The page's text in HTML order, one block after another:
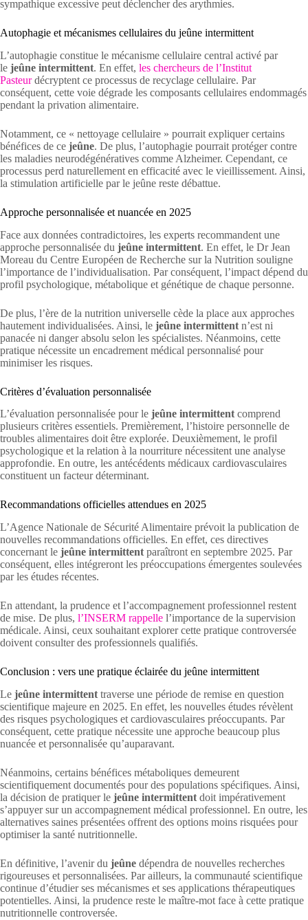
sympathique excessive peut déclencher des arythmies.
Autophagie et mécanismes cellulaires du jeûne intermittent
L’autophagie constitue le mécanisme cellulaire central activé par
le jeûne intermittent. En effet, les chercheurs de l’Institut
Pasteurdécryptent ce processus de recyclage cellulaire. Par
conséquent, cette voie dégrade les composants cellulaires endommagés
pendant la privation alimentaire.
Notamment, ce « nettoyage cellulaire » pourrait expliquer certains
bénéfices de ce jeûne. De plus, l’autophagie pourrait protéger contre
les maladies neurodégénératives comme Alzheimer. Cependant, ce
processus perd naturellement en efficacité avec le vieillissement. Ainsi,
la stimulation artificielle par le jeûne reste débattue.
Approche personnalisée et nuancée en 2025
Face aux données contradictoires, les experts recommandent une
approche personnalisée du jeûne intermittent. En effet, le Dr Jean
Moreau du Centre Européen de Recherche sur la Nutrition souligne
l’importance de l’individualisation. Par conséquent, l’impact dépend du
profil psychologique, métabolique et génétique de chaque personne.
De plus, l’ère de la nutrition universelle cède la place aux approches
hautement individualisées. Ainsi, le jeûne intermittent n’est ni
panacée ni danger absolu selon les spécialistes. Néanmoins, cette
pratique nécessite un encadrement médical personnalisé pour
minimiser les risques.
Critères d’évaluation personnalisée
L’évaluation personnalisée pour le jeûne intermittentcomprend
plusieurs critères essentiels. Premièrement, l’histoire personnelle de
troubles alimentaires doit être explorée. Deuxièmement, le profil
psychologique et la relation à la nourriture nécessitent une analyse
approfondie. En outre, les antécédents médicaux cardiovasculaires
constituent un facteur déterminant.
Recommandations officielles attendues en 2025
L’Agence Nationale de Sécurité Alimentaire prévoit la publication de
nouvelles recommandations officielles. En effet, ces directives
concernant le jeûne intermittent paraîtront en septembre 2025. Par
conséquent, elles intégreront les préoccupations émergentes soulevées
par les études récentes.
En attendant, la prudence et l’accompagnement professionnel restent
de mise. De plus, l’INSERM rappelle l’importance de la supervision
médicale. Ainsi, ceux souhaitant explorer cette pratique controversée
doivent consulter des professionnels qualifiés.
Conclusion : vers une pratique éclairée du jeûne intermittent
Le jeûne intermittent traverse une période de remise en question
scientifique majeure en 2025. En effet, les nouvelles études révèlent
des risques psychologiques et cardiovasculaires préoccupants. Par
conséquent, cette pratique nécessite une approche beaucoup plus
nuancée et personnalisée qu’auparavant.
Néanmoins, certains bénéfices métaboliques demeurent
scientifiquement documentés pour des populations spécifiques. Ainsi,
la décision de pratiquer le jeûne intermittent doit impérativement
s’appuyer sur un accompagnement médical professionnel. En outre, les
alternatives saines présentées offrent des options moins risquées pour
optimiser la santé nutritionnelle.
En définitive, l’avenir du jeûne dépendra de nouvelles recherches
rigoureuses et personnalisées. Par ailleurs, la communauté scientifique
continue d’étudier ses mécanismes et ses applications thérapeutiques
potentielles. Ainsi, la prudence reste le maître-mot face à cette pratique
nutritionnelle controversée.